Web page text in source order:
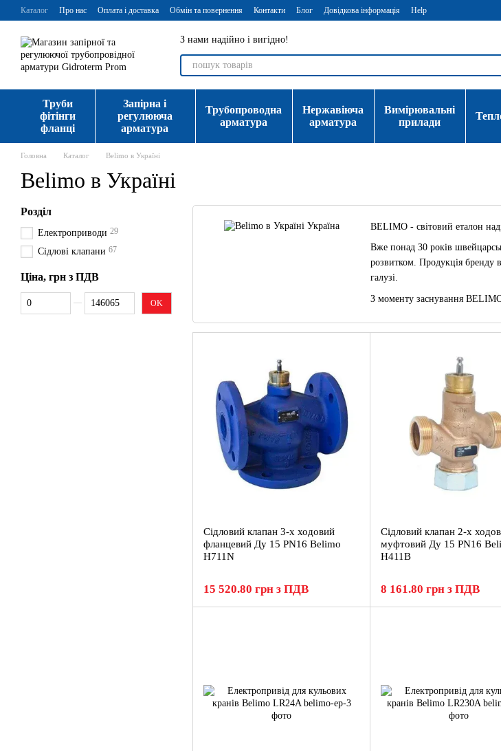
Перейти до основного контенту
Каталог Про нас Оплата і доставка Обмін та повернення Контакти Блог Довідкова інформація Help
З нами надійно і вигідно!
Труби
фітінги
фланці
Запірна і
регулююча
арматура
Трубопроводна
арматура
Нержавіюча
арматура
Вимірювальні
прилади
Головна Каталог Belimo в Україні
Belimo в Україні
BELIMO - світовий еталон
Вже понад 30 років
розвитком. Продукція бренду
галузі.
З моменту заснування
тут. Компанія активно
та створення передових рішень.
BELIMOщодня
задоволеності клієнтів
Сідловий клапан 3-х ходовий
фланцевий Ду 15 PN16 Belimo
H711N
15 520.80 грн з ПДВ
Сідловий клапан 2-х
муфтовий Ду 15 PN16
H411B
8 161.80 грн з ПДВ
Розділ
Електроприводи 29
Сідлові клапани 67
Ціна, грн з ПДВ
Від Ціна, грн з ПДВ
До Ціна, грн з ПДВ
OK